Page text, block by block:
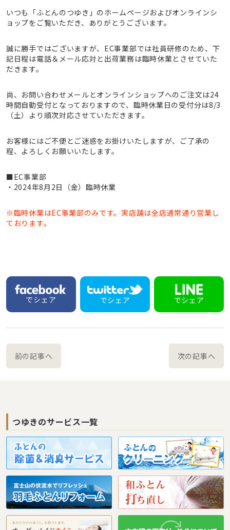
いつも「ふとんのつゆき」のホームページおよびオンラインシ
ョップをご覧いただき、ありがとうございます。
誠に勝手ではございますが、EC事業部では社員研修のため、下
記日程は電話＆メール応対と出荷業務は臨時休業とさせていた
だきます。
尚、お問い合わせメールとオンラインショップへのご注文は24
時間自動受付となっておりますので、臨時休業日の受付分は8/3
（土）より順次対応させていただきます。
お客様にはご不便とご迷惑をお掛けいたしますが、ご了承の
程、よろしくお願いいたします。
■EC事業部
・2024年8月2日（金）臨時休業
※臨時休業はEC事業部のみです。実店舗は全店通常通り営業し
ております。
でシェア でシェア でシェア
前の記事へ 次の記事へ
つゆきのサービス一覧